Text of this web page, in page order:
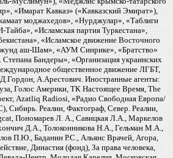
«Имарат Кавказ» («Кавказский Эмират»),
моджахедов», «Нурджулар», «Таблиги
«Исламская партия Туркестана»,
«Исламское движение Восточного
аш-Шам», «АУМ Синрике», «Братство»
Бандеры», «Организация украинских
общественное движение ЛГБТ,
А.Арестович. Иностранные агенты:
Голос Америки, ТК Настоящее Время, The
Azatliq Radiosi, «Радио Свободная Европа/
Сибирь. Реалии, Фактограф, Север. Реалии,
Пономарев Л. А., Савицкая Л.А., Маркелов
Д.А., Толоконникова Н.А., Гельман М.А.,
П.Ю., Баданин Р.С., Альянс Врачей, Агора,
Династия (фонд), За права человека,